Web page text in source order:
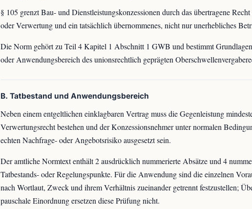
§ 105 grenzt Bau- und Dienstleistungskonzessionen durch das übertragene
oder Verwertung und ein tatsächlich übernommenes, nicht nur unerhebliches
Die Norm gehört zu Teil 4 Kapitel 1 Abschnitt 1 GWB und bestimmt
oder Anwendungsbereich des unionsrechtlich geprägten
B. Tatbestand und Anwendungsbereich
Neben einem entgeltlichen einklagbaren Vertrag muss die Gegenleistung
Verwertungsrecht bestehen und der Konzessionsnehmer unter normalen
echten Nachfrage- oder Angebotsrisiko ausgesetzt sein.
Der amtliche Normtext enthält 2 ausdrücklich nummerierte Absätze und 4
Tatbestands- oder Regelungspunkte. Für die Anwendung sind die einzelnen
nach Wortlaut, Zweck und ihrem Verhältnis zueinander getrennt festzustellen;
pauschale Einordnung ersetzen diese Prüfung nicht.